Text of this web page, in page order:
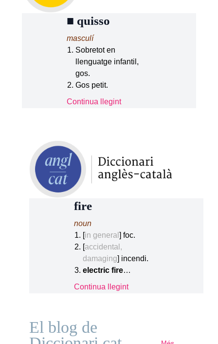
■ quisso
masculí
Sobretot en
llenguatge infantil,
gos.
Gos petit.
Continua llegint
fire
noun
[in general ] foc.
[accidental,
damaging] incendi.
electric fire…
Continua llegint
El blog de